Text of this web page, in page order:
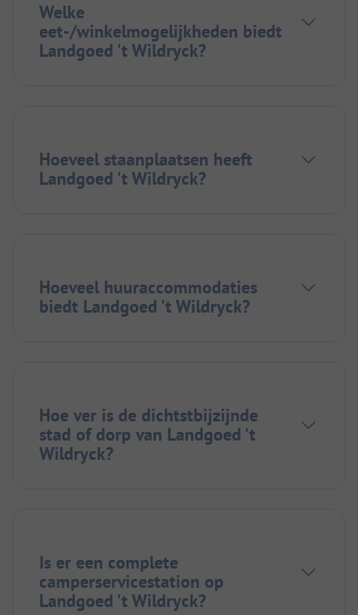
Welke
eet-/winkelmogelijkheden biedt
Landgoed 't Wildryck?
Hoeveel staanplaatsen heeft
Landgoed 't Wildryck?
Hoeveel huuraccommodaties
biedt Landgoed 't Wildryck?
Hoe ver is de dichtstbijzijnde
stad of dorp van Landgoed 't
Wildryck?
Is er een complete
camperservicestation op
Landgoed 't Wildryck?